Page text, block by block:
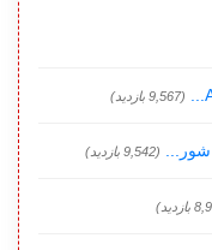
(9,567 بازدید)
(9,542 بازدید)